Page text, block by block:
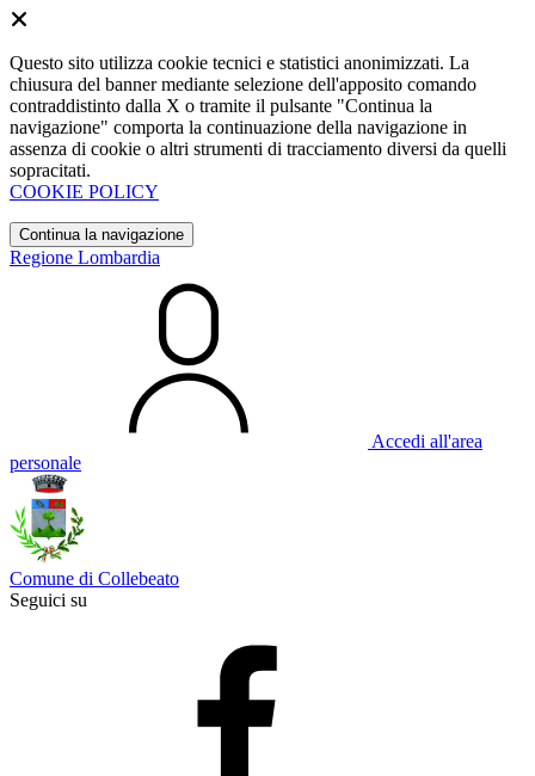
Questo sito utilizza cookie tecnici e statistici anonimizzati. La
chiusura del banner mediante selezione dell'apposito comando
contraddistinto dalla X o tramite il pulsante "Continua la
navigazione" comporta la continuazione della navigazione in
assenza di cookie o altri strumenti di tracciamento diversi da quelli
sopracitati.
COOKIE POLICY
Continua la navigazione
Regione Lombardia
Accedi all'area
personale
Comune di Collebeato
Seguici su